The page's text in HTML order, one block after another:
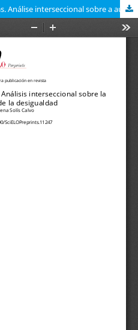
Teses de professores indígenas. Análise interseccional sobre a autobiografia da desigualdade